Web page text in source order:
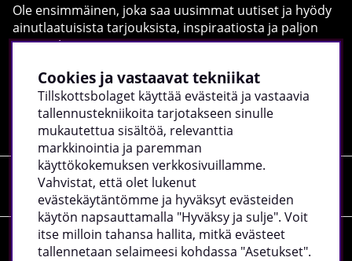
Ole ensimmäinen, joka saa uusimmat uutiset ja hyödy
ainutlaatuisista tarjouksista, inspiraatiosta ja paljon
muusta!
Rekisteröidy
Ostokset
Tiedot
Cookies ja vastaavat tekniikat
Tillskottsbolaget käyttää evästeitä ja vastaavia
tallennustekniikoita tarjotakseen sinulle
mukautettua sisältöä, relevanttia
markkinointia ja paremman
käyttökokemuksen verkkosivuillamme.
Vahvistat, että olet lukenut
evästekäytäntömme ja hyväksyt evästeiden
käytön napsauttamalla "Hyväksy ja sulje". Voit
itse milloin tahansa hallita, mitkä evästeet
tallennetaan selaimeesi kohdassa "Asetukset".